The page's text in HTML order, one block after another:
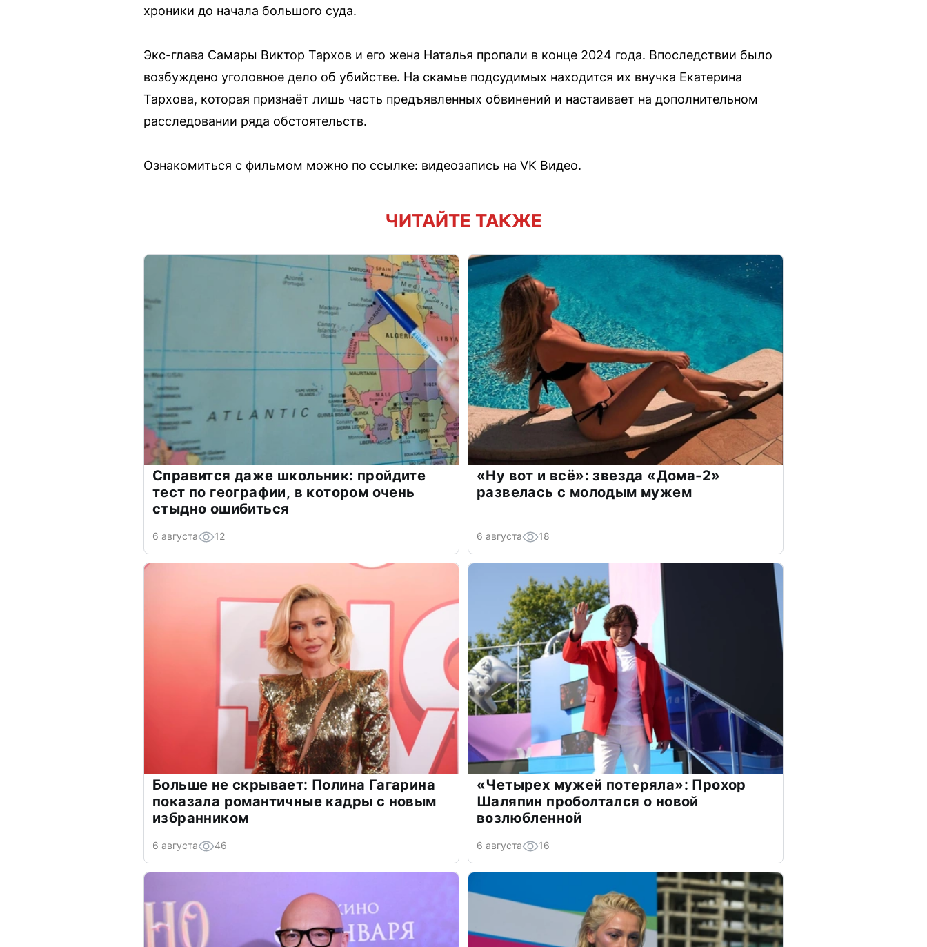
хроники до начала большого суда.
Экс-глава Самары Виктор Тархов и его жена Наталья пропали в конце 2024 года. Впоследствии было
возбуждено уголовное дело об убийстве. На скамье подсудимых находится их внучка Екатерина
Тархова, которая признаёт лишь часть предъявленных обвинений и настаивает на дополнительном
расследовании ряда обстоятельств.
Ознакомиться с фильмом можно по ссылке: видеозапись на VK Видео.
ЧИТАЙТЕ ТАКЖЕ
Справится даже школьник: пройдите
тест по географии, в котором очень
стыдно ошибиться
6 августа 12
«Ну вот и всё»: звезда «Дома-2»
развелась с молодым мужем
6 августа 18
Больше не скрывает: Полина Гагарина
показала романтичные кадры с новым
избранником
6 августа 46
«Четырех мужей потеряла»: Прохор
Шаляпин проболтался о новой
возлюбленной
6 августа 16